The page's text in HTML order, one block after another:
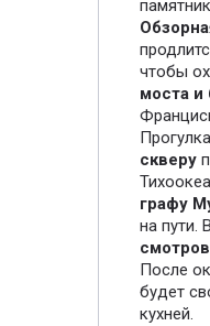
чтобы
моста и
скверу
графу
на пути.
После
будет
кухней.